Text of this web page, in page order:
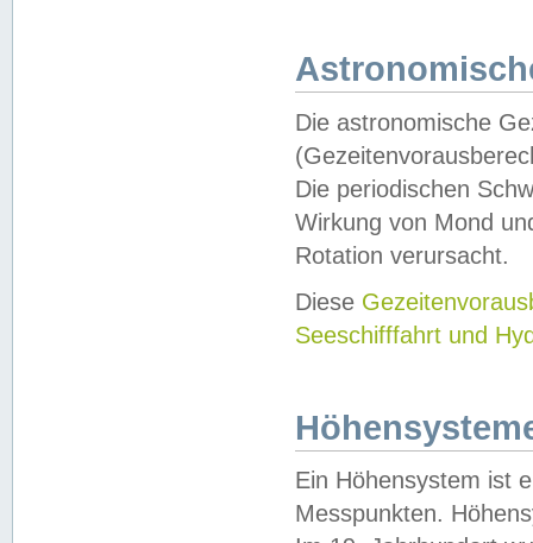
Die astronomische
Die periodischen
Wirkung von Mond
Rotation verursacht.
Diese
Seeschifffahrt und
Ein Höhensystem ist
Messpunkten.